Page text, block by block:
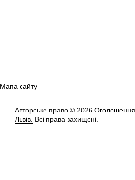
Мапа сайту
Авторське право © 2026 Оголошення
Львів. Всі права захищені.